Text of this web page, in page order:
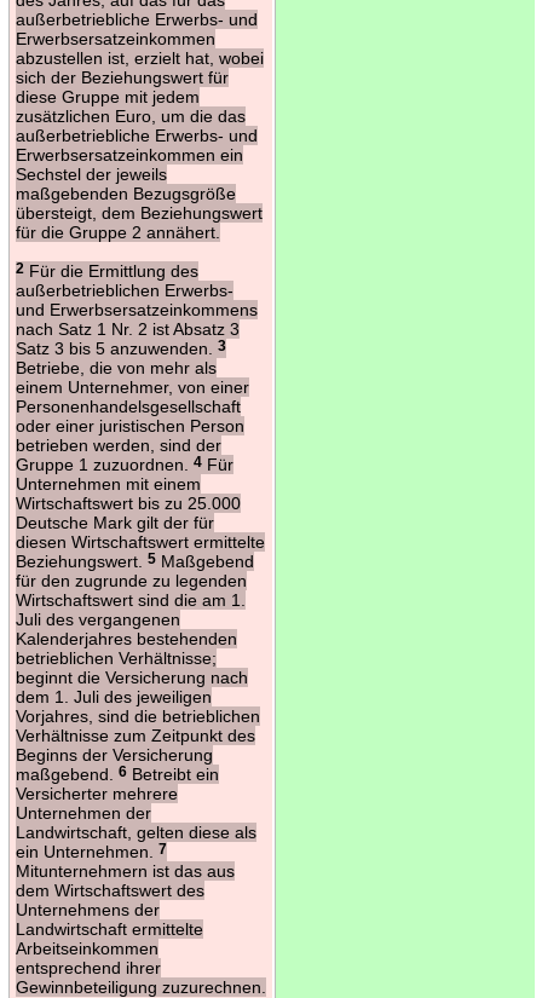
außerbetriebliche Erwerbs- und
Erwerbsersatzeinkommen
abzustellen ist, erzielt hat, wobei
sich der Beziehungswert für
diese Gruppe mit jedem
zusätzlichen Euro, um die das
außerbetriebliche Erwerbs- und
Erwerbsersatzeinkommen ein
Sechstel der jeweils
maßgebenden Bezugsgröße
übersteigt, dem Beziehungswert
für die Gruppe 2 annähert.
2Für die Ermittlung des
außerbetrieblichen Erwerbs-
und Erwerbsersatzeinkommens
nach Satz 1 Nr. 2 ist Absatz 3
Satz 3 bis 5 anzuwenden.
3
Betriebe, die von mehr als
einem Unternehmer, von einer
Personenhandelsgesellschaft
oder einer juristischen Person
betrieben werden, sind der
Gruppe 1 zuzuordnen.
4Für
Unternehmen mit einem
Wirtschaftswert bis zu 25.000
Deutsche Mark gilt der für
diesen Wirtschaftswert ermittelte
Beziehungswert.
5Maßgebend
für den zugrunde zu legenden
Wirtschaftswert sind die am 1.
Juli des vergangenen
Kalenderjahres bestehenden
betrieblichen Verhältnisse;
beginnt die Versicherung nach
dem 1. Juli des jeweiligen
Vorjahres, sind die betrieblichen
Verhältnisse zum Zeitpunkt des
Beginns der Versicherung
maßgebend.
6Betreibt ein
Versicherter mehrere
Unternehmen der
Landwirtschaft, gelten diese als
ein Unternehmen.
7
Mitunternehmern ist das aus
dem Wirtschaftswert des
Unternehmens der
Landwirtschaft ermittelte
Arbeitseinkommen
entsprechend ihrer
Gewinnbeteiligung zuzurechnen.